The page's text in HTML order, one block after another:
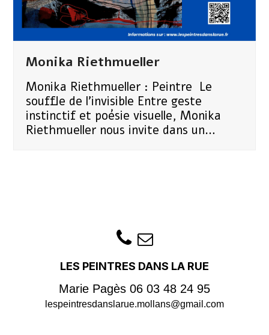
Monika Riethmueller
Monika Riethmueller : Peintre Le
souffle de l'invisible Entre geste
instinctif et poésie visuelle, Monika
Riethmueller nous invite dans un…
LES PEINTRES DANS LA RUE
Marie Pagès 06 03 48 24 95
lespeintresdanslarue.mollans@gmail.com